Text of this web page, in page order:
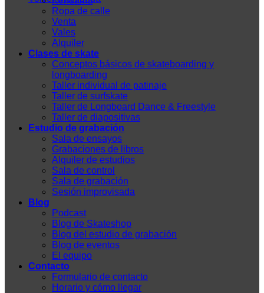
Ropa de calle
Venta
Vales
Alquiler
Clases de skate
Conceptos básicos de skateboarding y
longboarding
Taller individual de patinaje
Taller de surfskate
Taller de Longboard Dance & Freestyle
Taller de diapositivas
Estudio de grabación
Sala de ensayos
Grabaciones de libros
Alquiler de estudios
Sala de control
Sala de grabación
Sesión improvisada
Blog
Podcast
Blog de Skateshop
Blog del estudio de grabación
Blog de eventos
El equipo
Contacto
Formulario de contacto
Horario y cómo llegar